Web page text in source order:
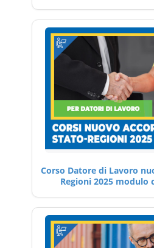
Corso Datore di Lavoro
Regioni 2025 modulo